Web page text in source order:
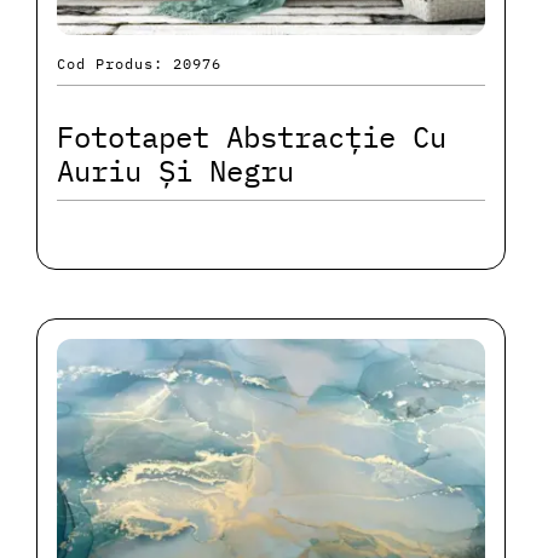
Cod Produs: 20976
Fototapet Abstracție Cu
Auriu Și Negru